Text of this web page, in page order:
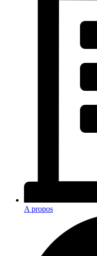
A propos